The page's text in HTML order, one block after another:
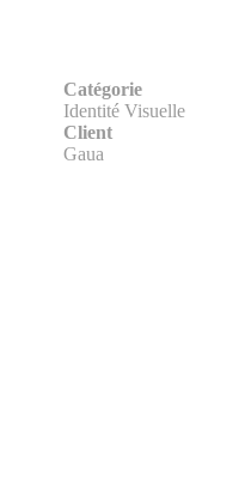
Catégorie
Identité Visuelle
Client
Gaua